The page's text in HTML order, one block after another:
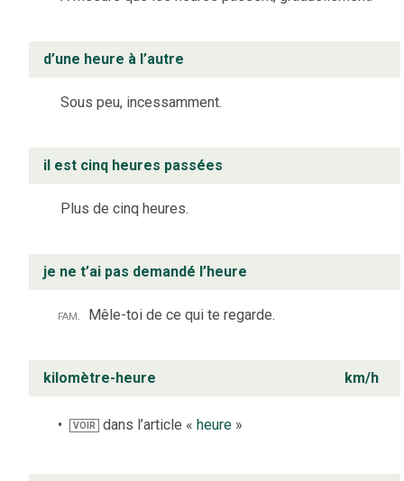
d’une heure à l’autre
Sous peu, incessamment.
il est cinq heures passées
Plus de cinq heures.
je ne t’ai pas demandé l’heure
fam. Mêle-toi de ce qui te regarde.
kilomètre-heure km/h
VOIR dans l’article «heure »